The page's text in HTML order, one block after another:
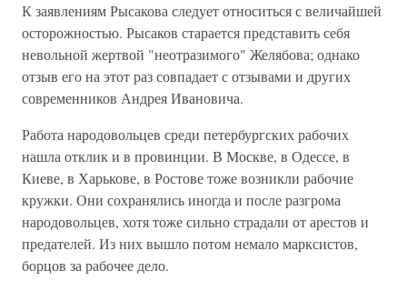
К заявлениям Рысакова следует относиться с величайшей
осторожностью. Рысаков старается представить себя
невольной жертвой "неотразимого" Желябова; однако
отзыв его на этот раз совпадает с отзывами и других
современников Андрея Ивановича.
Работа народовольцев среди петербургских рабочих
нашла отклик и в провинции. В Москве, в Одессе, в
Киеве, в Харькове, в Ростове тоже возникли рабочие
кружки. Они сохранялись иногда и после разгрома
народовольцев, хотя тоже сильно страдали от арестов и
предателей. Из них вышло потом немало марксистов,
борцов за рабочее дело.